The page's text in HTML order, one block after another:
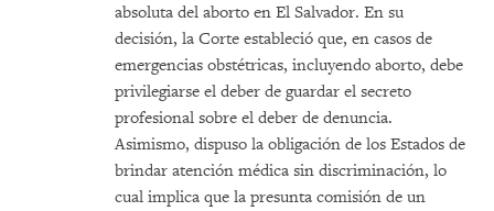
absoluta del aborto en El Salvador. En su
decisión, la Corte estableció que, en casos de
emergencias obstétricas, incluyendo aborto, debe
privilegiarse el deber de guardar el secreto
profesional sobre el deber de denuncia.
Asimismo, dispuso la obligación de los Estados de
brindar atención médica sin discriminación, lo
cual implica que la presunta comisión de un